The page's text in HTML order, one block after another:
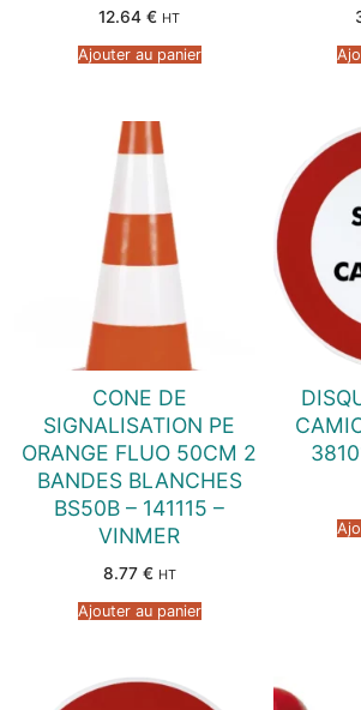
12.64 € HT
Ajouter au panier
CONE DE
SIGNALISATION PE
ORANGE FLUO 50CM 2
BANDES BLANCHES
BS50B – 141115 –
VINMER
8.77 € HT
Ajouter au panier